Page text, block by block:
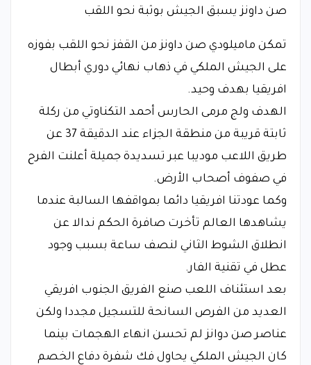
صن داونز يسبق الجيش بوثبة نحو اللقب
تمكن ماميلودي صن داونز من القفز نحو اللقب بفوزه
على الجيش الملكي في ذهاب نهائي دوري أبطال
افريقيا بهدف وحيد.
الهدف ولج مرمى الحارس أحمد التكناوتي من ركلة
ثابتة قريبة من منطقة الجزاء عند الدقيقة 37 عن
طريق اللاعب موديبا عبر تسديدة جميلة أعلنت الفرح
في صفوف أصحاب الأرض.
وكما عودتنا افريقيا دائما بمواقفها السالبة عندما
يشاهدها العالم تأخرت صافرة الحكم ندالا عن
انطلاق الشوط الثاني لنصف ساعة بسبب وجود
عطل في تقنية الفار.
بعد استئناف اللعب صنع الفريق الجنوب افريقي
العديد من الفرص السانحة للتسجيل مجددا ولكن
عناصر صن دوانز لم تحسن انهاء الهجمات بينما
كان الجيش الملكي يحاول فك شفرة دفاع الخصم